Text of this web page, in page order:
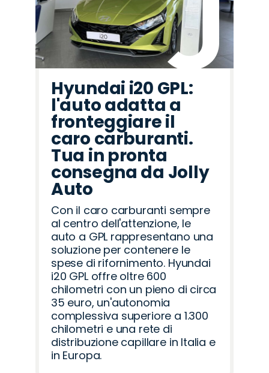
Hyundai i20 GPL:
l'auto adatta a
fronteggiare il
caro carburanti.
Tua in pronta
consegna da Jolly
Auto
Con il caro carburanti sempre
al centro dell'attenzione, le
auto a GPL rappresentano una
soluzione per contenere le
spese di rifornimento. Hyundai
i20 GPL offre oltre 600
chilometri con un pieno di circa
35 euro, un'autonomia
complessiva superiore a 1.300
chilometri e una rete di
distribuzione capillare in Italia e
in Europa.